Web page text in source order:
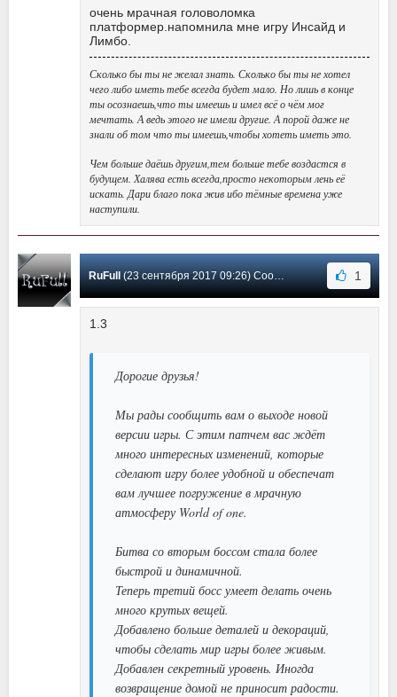
очень мрачная головоломка
платформер.напомнила мне игру Инсайд и
Лимбо.
Сколько бы ты не желал знать. Сколько бы ты не хотел
чего либо иметь тебе всегда будет мало. Но лишь в конце
ты осознаешь,что ты имеешь и имел всё о чём мог
мечтать. А ведь этого не имели другие. А порой даже не
знали об том что ты имеешь,чтобы хотеть иметь это.
Чем больше даёшь другим,тем больше тебе воздастся в
будущем. Халява есть всегда,просто некоторым лень её
искать. Дари благо пока жив ибо тёмные времена уже
наступили.
RuFull(23 сентября 2017 09:26) Сообщение #4 1
1.3
Дорогие друзья!
Мы рады сообщить вам о выходе новой
версии игры. С этим патчем вас ждёт
много интересных изменений, которые
сделают игру более удобной и обеспечат
вам лучшее погружение в мрачную
атмосферу World of one.
Битва со вторым боссом стала более
быстрой и динамичной.
Теперь третий босс умеет делать очень
много крутых вещей.
Добавлено больше деталей и декораций,
чтобы сделать мир игры более живым.
Добавлен секретный уровень. Иногда
возвращение домой не приносит радости.